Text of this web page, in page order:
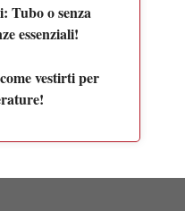
Tubo o senza
essenziali!
vestirti per